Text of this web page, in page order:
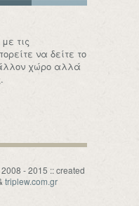
τις
να δείτε το
χώρο αλλά
- 2015 :: created
triplew.com.gr